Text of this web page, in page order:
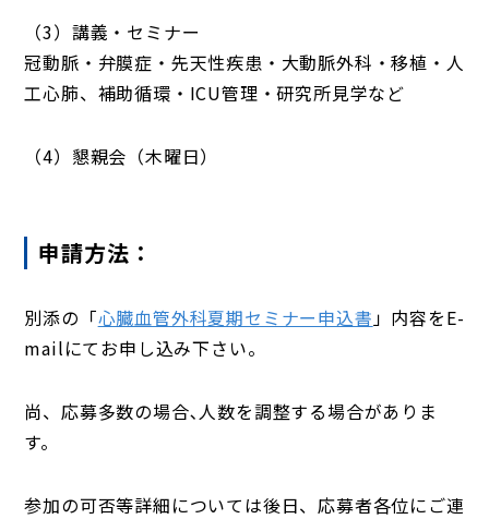
（3）講義・セミナー
冠動脈・弁膜症・先天性疾患・大動脈外科・移植・人
工心肺、補助循環・ICU管理・研究所見学など
（4）懇親会（木曜日）
申請方法：
別添の「心臓血管外科夏期セミナー申込書」内容をE-
mailにてお申し込み下さい。
尚、応募多数の場合､人数を調整する場合がありま
す。
参加の可否等詳細については後日、応募者各位にご連